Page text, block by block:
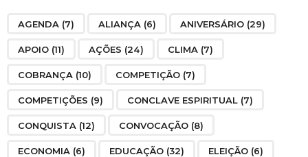
AGENDA (7) ALIANÇA (6) ANIVERSÁRIO (29)
APOIO (11) AÇÕES (24) CLIMA (7)
COBRANÇA (10) COMPETIÇÃO (7)
COMPETIÇÕES (9) CONCLAVE ESPIRITUAL (7)
CONQUISTA (12) CONVOCAÇÃO (8)
ECONOMIA (6) EDUCAÇÃO (32) ELEIÇÃO (6)